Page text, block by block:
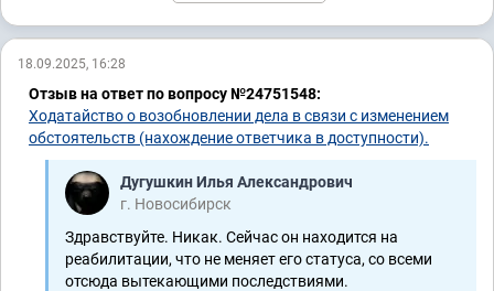
18.09.2025, 16:28
Отзыв на ответ по вопросу №24751548:
Ходатайство о возобновлении дела в связи с изменением
обстоятельств (нахождение ответчика в доступности).
Дугушкин Илья Александрович
г. Новосибирск
Здравствуйте. Никак. Сейчас он находится на
реабилитации, что не меняет его статуса, со всеми
отсюда вытекающими последствиями.